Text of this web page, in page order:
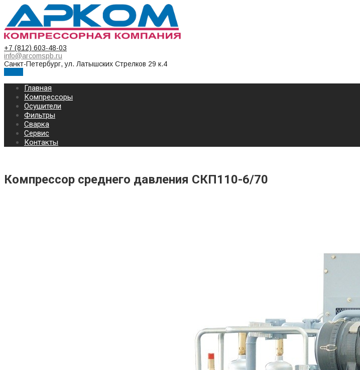
+7 (812) 603-48-03
info@arcomspb.ru
Санкт-Петербург, ул. Латышских Стрелков 29 к.4
Главная
Компрессоры
Осушители
Фильтры
Сварка
Сервис
Контакты
Компрессор среднего давления СКП110-6/70